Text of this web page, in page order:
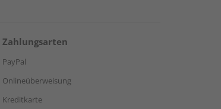
Zahlungsarten
PayPal
Onlineüberweisung
Kreditkarte